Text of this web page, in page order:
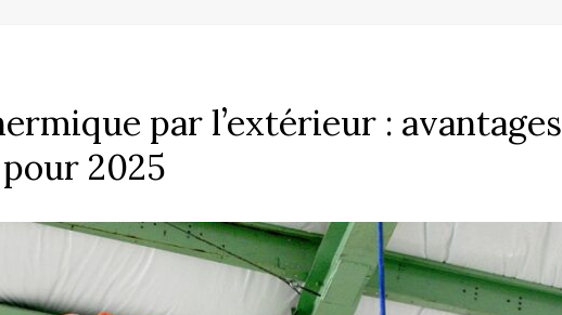
par l’extérieur : avantages
2025